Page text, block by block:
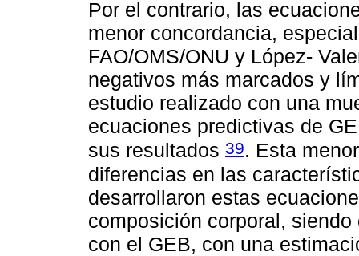
Por el contrario, las
menor concordancia,
FAO/OMS/ONU y López-
negativos más marcados y
estudio realizado con una
ecuaciones predictivas de
sus resultados 39. Esta
diferencias en las
desarrollaron estas
composición corporal,
con el GEB, con una